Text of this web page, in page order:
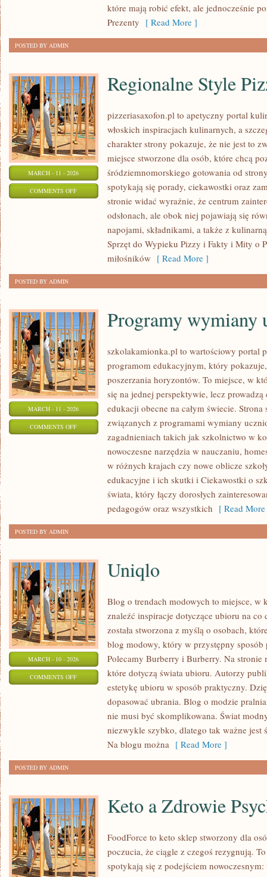
które mają robić efekt, ale jednocześnie
Prezenty [ Read More ]
POSTED BY ADMIN
MARCH - 11 - 2026
COMMENTS OFFON
REGIONALNE
Regionalne Style
pizzeriasaxofon.pl to apetyczny portal
włoskich inspiracjach kulinarnych, a
charakter strony pokazuje, że nie jest to
miejsce stworzone dla osób, które chcą
śródziemnomorskiego gotowania od
spotykają się porady, ciekawostki oraz
stronie widać wyraźnie, że centrum
odsłonach, ale obok niej pojawiają się
napojami, składnikami, a także z
Sprzęt do Wypieku Pizzy i Fakty i Mity o
miłośników [ Read More ]
POSTED BY ADMIN
MARCH - 11 - 2026
COMMENTS OFFON
PROGRAMY
UCZNIOWSKIEJ
Programy wymiany
szkolakamionka.pl to wartościowy portal
programom edukacyjnym, który
poszerzania horyzontów. To miejsce, w
się na jednej perspektywie, lecz
edukacji obecne na całym świecie. Strona
związanych z programami wymiany
zagadnieniach takich jak szkolnictwo w
nowoczesne narzędzia w nauczaniu,
w różnych krajach czy nowe oblicze
edukacyjne i ich skutki i Ciekawostki o
świata, który łączy dorosłych
pedagogów oraz wszystkich [ Read
POSTED BY ADMIN
MARCH - 10 - 2026
COMMENTS OFFON
Uniqlo
Blog o trendach modowych to miejsce, w
znaleźć inspiracje dotyczące ubioru na
została stworzona z myślą o osobach,
blog modowy, który w przystępny sposób
Polecamy Burberry i Burberry. Na stronie
które dotyczą świata ubioru. Autorzy
estetykę ubioru w sposób praktyczny.
dopasować ubrania. Blog o modzie
nie musi być skomplikowana. Świat
niezwykle szybko, dlatego tak ważne jest
Na blogu można [ Read More ]
POSTED BY ADMIN
Keto a Zdrowie
FoodForce to keto sklep stworzony dla
poczucia, że ciągle z czegoś rezygnują.
spotykają się z podejściem